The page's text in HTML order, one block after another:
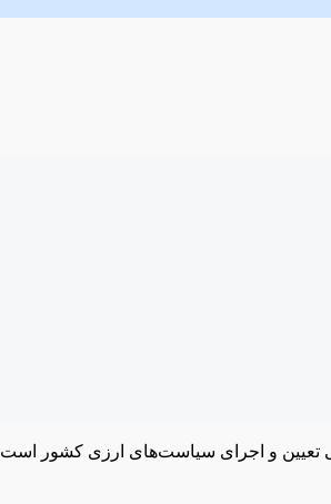
تعیین و اجرای سیاست‌های ارزی کشور است